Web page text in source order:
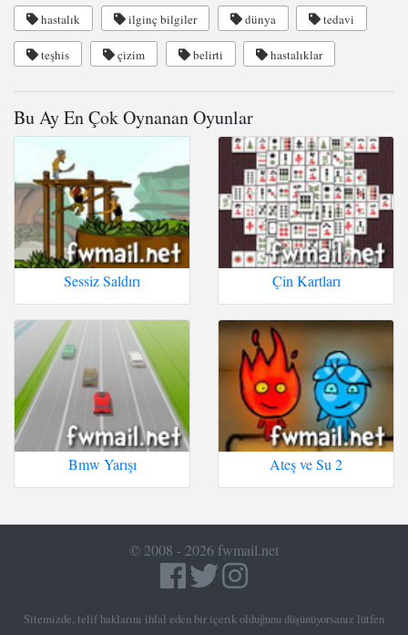
hastalık ilginç bilgiler dünya tedavi
teşhis çizim belirti hastalıklar
Bu Ay En Çok Oynanan Oyunlar
Sessiz Saldırı Çin Kartları
Bmw Yarışı Ateş ve Su 2
© 2008 - 2026 fwmail.net
Sitemizde, telif haklarını ihlal eden bir içerik olduğunu düşünüyorsanız lütfen